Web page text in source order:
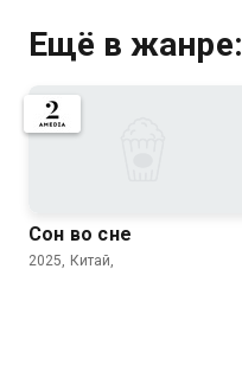
Ещё в жанре:
Сон во сне
2025, Китай,